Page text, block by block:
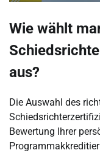
Wie wählt
aus?
Die Auswahl des
Bewertung Ihrer